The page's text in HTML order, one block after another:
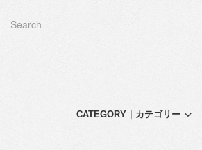
CATEGORY｜カテゴリー